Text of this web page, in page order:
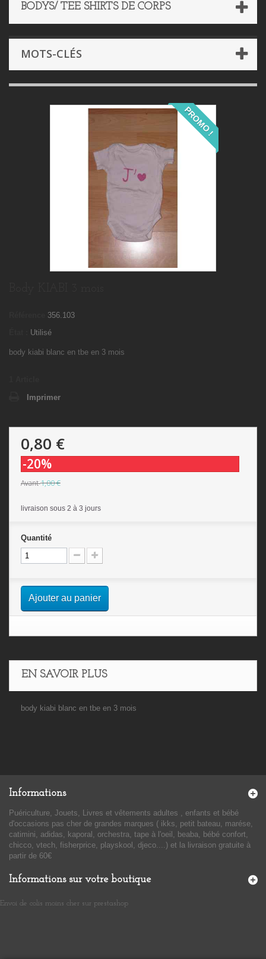
BODYS/ TEE SHIRTS DE CORPS
MOTS-CLÉS
PROMO !
356.103
Utilisé
body kiabi blanc en tbe en 3 mois
Imprimer
0,80 €
-20%
Avant1,00 €
livraison sous 2 à 3 jours
Quantité
Ajouter au panier
EN SAVOIR PLUS
body kiabi blanc en tbe en 3 mois
Informations
Puériculture, Jouets, Livres et vêtements adultes , enfants et bébé
d'occasions pas cher de grandes marques ( ikks, petit bateau, marése,
catimini, adidas, kaporal, orchestra, tape à l'oeil, beaba, bébé confort,
chicco, vtech, fisherprice, playskool, djeco....) et la livraison gratuite à
partir de 60€
Informations sur votre boutique
Envoi de colis moins cher sur prestashop